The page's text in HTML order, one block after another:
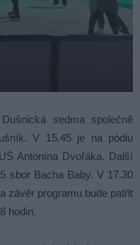
sedma společně
V 15.45 je na pódiu
Antonína Dvořáka. Další
sbor Bacha Baby. V 17.30
závěr programu bude patřit
hodin.